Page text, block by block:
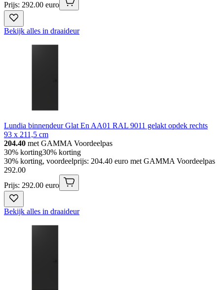
Prijs: 292.00 euro
Bekijk alles in draaideur
Lundia binnendeur Glat En AA01 RAL 9011 gelakt opdek rechts
93 x 211,5 cm
204.40 met GAMMA Voordeelpas
30% korting30% korting
30% korting, voordeelprijs: 204.40 euro met GAMMA Voordeelpas
292.00
Prijs: 292.00 euro
Bekijk alles in draaideur